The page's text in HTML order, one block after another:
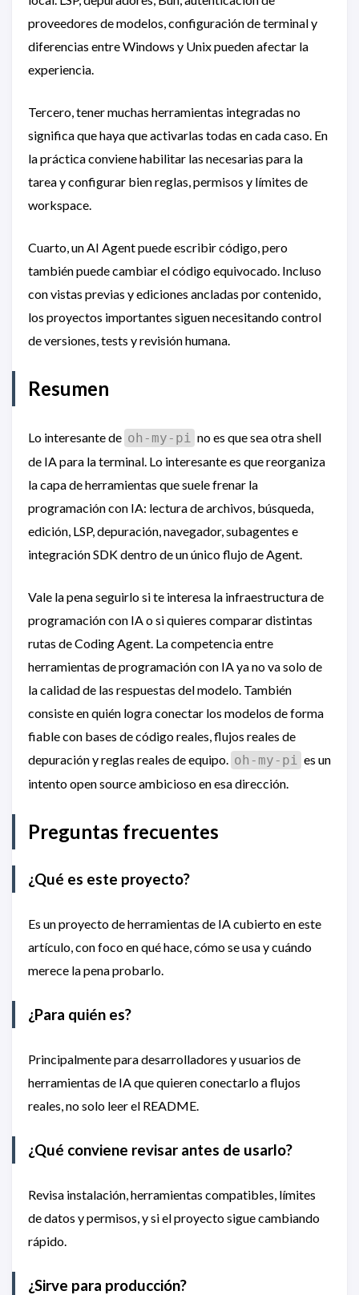
proveedores de modelos, configuración de terminal y
diferencias entre Windows y Unix pueden afectar la
experiencia.
Tercero, tener muchas herramientas integradas no
significa que haya que activarlas todas en cada caso. En
la práctica conviene habilitar las necesarias para la
tarea y configurar bien reglas, permisos y límites de
workspace.
Cuarto, un AI Agent puede escribir código, pero
también puede cambiar el código equivocado. Incluso
con vistas previas y ediciones ancladas por contenido,
los proyectos importantes siguen necesitando control
de versiones, tests y revisión humana.
Resumen
Lo interesante de oh-my-pi no es que sea otra shell
de IA para la terminal. Lo interesante es que reorganiza
la capa de herramientas que suele frenar la
programación con IA: lectura de archivos, búsqueda,
edición, LSP, depuración, navegador, subagentes e
integración SDK dentro de un único flujo de Agent.
Vale la pena seguirlo si te interesa la infraestructura de
programación con IA o si quieres comparar distintas
rutas de Coding Agent. La competencia entre
herramientas de programación con IA ya no va solo de
la calidad de las respuestas del modelo. También
consiste en quién logra conectar los modelos de forma
fiable con bases de código reales, flujos reales de
depuración y reglas reales de equipo. oh-my-pi es un
intento open source ambicioso en esa dirección.
Preguntas frecuentes
¿Qué es este proyecto?
Es un proyecto de herramientas de IA cubierto en este
artículo, con foco en qué hace, cómo se usa y cuándo
merece la pena probarlo.
¿Para quién es?
Principalmente para desarrolladores y usuarios de
herramientas de IA que quieren conectarlo a flujos
reales, no solo leer el README.
¿Qué conviene revisar antes de usarlo?
Revisa instalación, herramientas compatibles, límites
de datos y permisos, y si el proyecto sigue cambiando
rápido.
¿Sirve para producción?